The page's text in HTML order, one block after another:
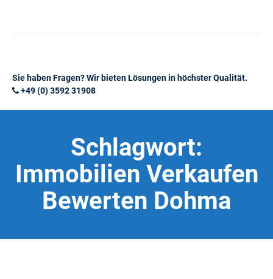
Sie haben Fragen? Wir bieten Lösungen in höchster Qualität.
+49 (0) 3592 31908
Schlagwort:
Immobilien Verkaufen
Bewerten Dohma